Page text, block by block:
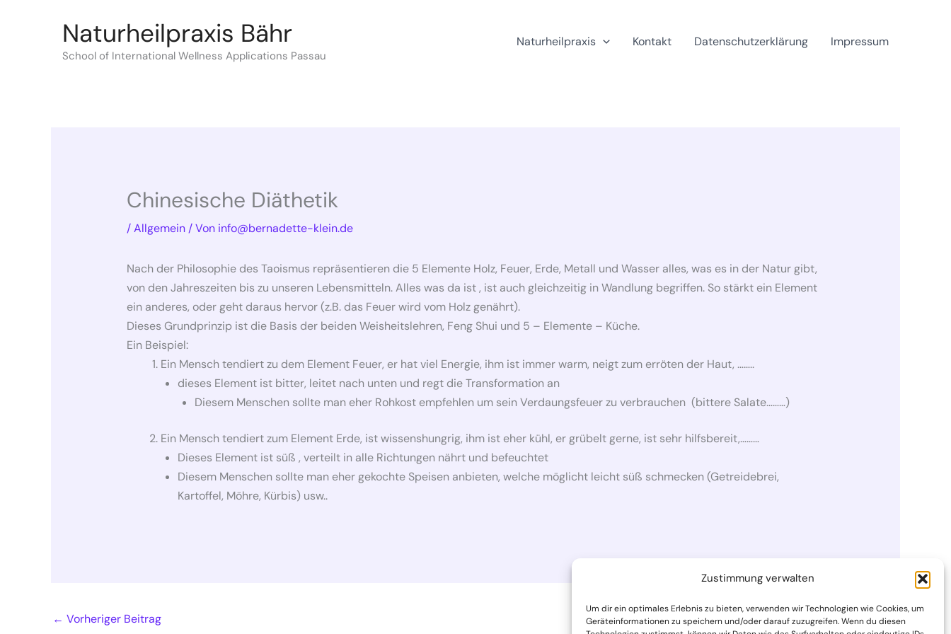
Zustimmung verwalten
Um dir ein optimales Erlebnis zu bieten, verwenden wir Technologien wie Cookies, um
Geräteinformationen zu speichern und/oder darauf zuzugreifen. Wenn du diesen
Naturheilpraxis Bähr
School of International Wellness Applications Passau
Naturheilpraxis Kontakt Datenschutzerklärung Impressum
Chinesische Diäthetik
/Allgemein/ Von info@bernadette-klein.de
Nach der Philosophie des Taoismus repräsentieren die 5 Elemente Holz, Feuer, Erde, Metall und Wasser alles, was es in der Natur gibt,
von den Jahreszeiten bis zu unseren Lebensmitteln. Alles was da ist , ist auch gleichzeitig in Wandlung begriffen. So stärkt ein Element
ein anderes, oder geht daraus hervor (z.B. das Feuer wird vom Holz genährt).
Dieses Grundprinzip ist die Basis der beiden Weisheitslehren, Feng Shui und 5 – Elemente – Küche.
Ein Beispiel:
Ein Mensch tendiert zu dem Element Feuer, er hat viel Energie, ihm ist immer warm, neigt zum erröten der Haut, ……..
dieses Element ist bitter, leitet nach unten und regt die Transformation an
Diesem Menschen sollte man eher Rohkost empfehlen um sein Verdaungsfeuer zu verbrauchen (bittere Salate………)
Ein Mensch tendiert zum Element Erde, ist wissenshungrig, ihm ist eher kühl, er grübelt gerne, ist sehr hilfsbereit,………
Dieses Element ist süß , verteilt in alle Richtungen nährt und befeuchtet
Diesem Menschen sollte man eher gekochte Speisen anbieten, welche möglicht leicht süß schmecken (Getreidebrei,
Kartoffel, Möhre, Kürbis) usw..
← Vorheriger Beitrag Nächster Beitrag→